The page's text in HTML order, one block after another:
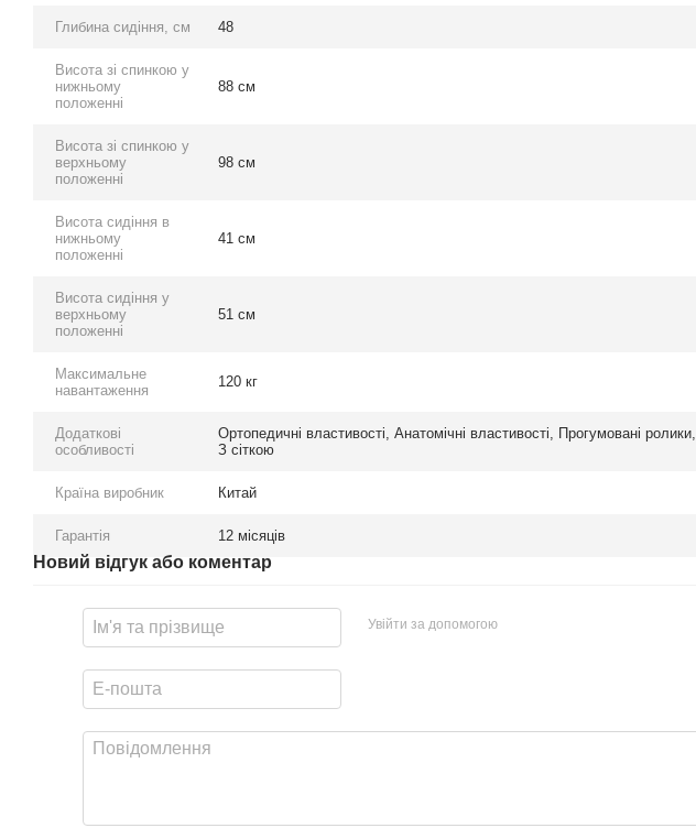
Глибина сидіння, см 48
Висота зі спинкою у
нижньому
положенні
88 см
Висота зі спинкою у
верхньому
положенні
98 см
Висота сидіння в
нижньому
положенні
41 см
Висота сидіння у
верхньому
положенні
51 см
Максимальне
навантаження
120 кг
Додаткові
особливості
Ортопедичні властивості, Анатомічні властивості, Прогумовані ролики,
З сіткою
Країна виробник Китай
Гарантія 12 місяців
Новий відгук або коментар
Увійти за допомогою